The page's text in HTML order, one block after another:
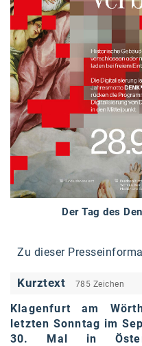
GrECo
GYNIAL
Helvetia Österreich
Interzero
karriere.at
Ketchum GmbH
Kinderwunschzentrum
Kostenwahrheit
LWND
Mastercard
NEOH
Nespresso
Der Tag des
Zu dieser
Kurztext 785 Zeichen
Klagenfurt am
letzten Sonntag im
30. Mal in